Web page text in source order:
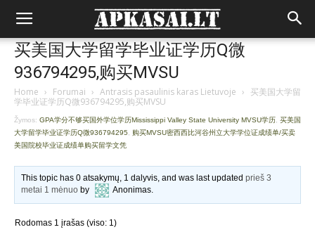
买美国大学留学毕业证学历Q微
936794295,购买MVSU
Home › Forumai › Antrasis pasaulinis karas Lietuvoje › 买美国大学留
学毕业证学历Q微936794295,购买MVSU
Žymos: GPA学分不够买国外学位学历Mississippi Valley State University MVSU学历 买美国
大学留学毕业证学历Q微936794295
购买MVSU密西西比河谷州立大学学位证成绩单/买卖
美国院校毕业证成绩单购买留学文凭
This topic has 0 atsakymų, 1 dalyvis, and was last updatedprieš 3
metai 1 mėnuo by Anonimas.
Rodomas 1 įrašas (viso: 1)